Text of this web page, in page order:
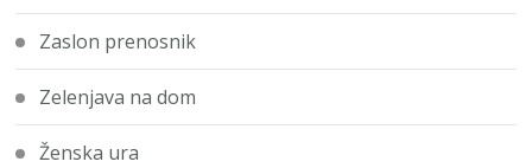
Zaslon prenosnik
Zelenjava na dom
Ženska ura